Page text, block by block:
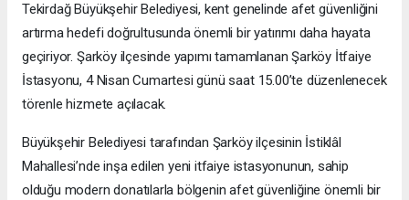
Tekirdağ Büyükşehir Belediyesi, kent genelinde afet güvenliğini
artırma hedefi doğrultusunda önemli bir yatırımı daha hayata
geçiriyor. Şarköy ilçesinde yapımı tamamlanan Şarköy İtfaiye
İstasyonu, 4 Nisan Cumartesi günü saat 15.00’te düzenlenecek
törenle hizmete açılacak.
Büyükşehir Belediyesi tarafından Şarköy ilçesinin İstiklâl
Mahallesi’nde inşa edilen yeni itfaiye istasyonunun, sahip
olduğu modern donatılarla bölgenin afet güvenliğine önemli bir